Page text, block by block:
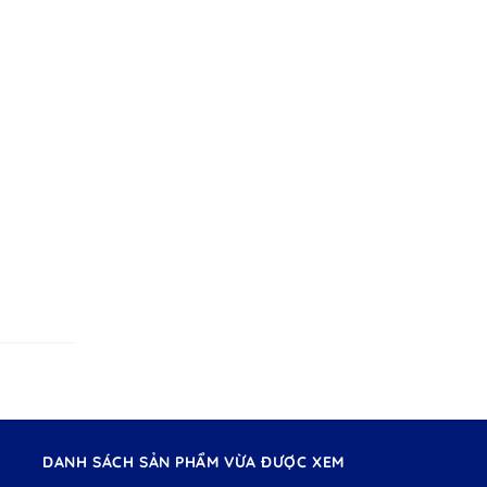
DANH SÁCH SẢN PHẨM VỪA ĐƯỢC XEM